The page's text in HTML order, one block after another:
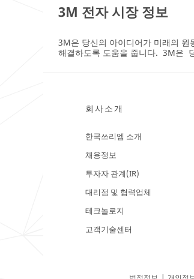
kr/
**Site
**
data-
이
터
터
/3M/ko_KR/data-
center-
kr/
**Site
area
**
filtration
3M 전자 시장 정보
3M은 당신의 아이디어가 미래의 원
해결하도록 도움을 줍니다. 3M은
회사소개
한국쓰리엠 소개
채용정보
투자자 관계(IR)
대리점 및 협력업체
테크놀로지
고객기술센터